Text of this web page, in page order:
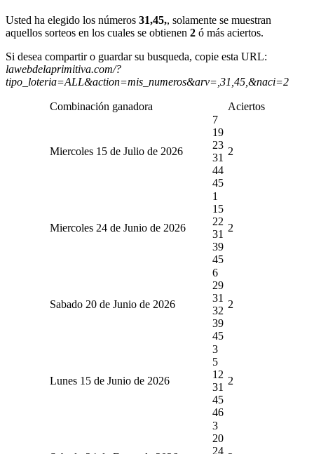
Usted ha elegido los números 31,45,, solamente se muestran
aquellos sorteos en los cuales se obtienen 2 ó más aciertos.
Si desea compartir o guardar su busqueda, copie esta URL:
lawebdelaprimitiva.com/?
tipo_loteria=ALL&action=mis_numeros&arv=,31,45,&naci=2
Combinación ganadora Aciertos
Miercoles 15 de Julio de 2026
7
19
23
31
44
45
2
Miercoles 24 de Junio de 2026
1
15
22
31
39
45
2
Sabado 20 de Junio de 2026
6
29
31
32
39
45
2
Lunes 15 de Junio de 2026
3
5
12
31
45
46
2
3
20
24